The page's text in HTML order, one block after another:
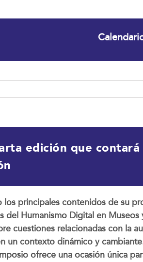
edición que
principales contenidos de su
Humanismo Digital en
cuestiones relacionadas con la
contexto dinámico y
ofrece una ocasión única